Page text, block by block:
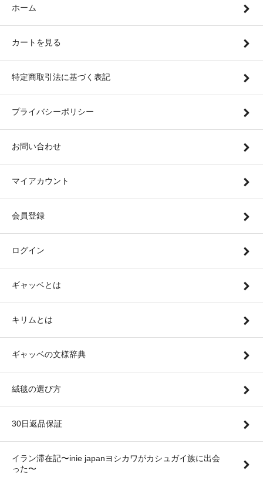
ホーム
カートを見る
特定商取引法に基づく表記
プライバシーポリシー
お問い合わせ
マイアカウント
会員登録
ログイン
ギャッベとは
キリムとは
ギャッベの文様辞典
絨毯の選び方
30日返品保証
イラン滞在記〜inie japanヨシカワがカシュガイ族に出会
った〜